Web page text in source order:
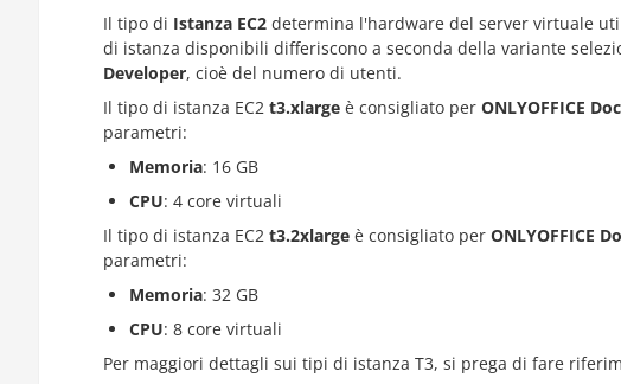
Il tipo di Istanza EC2 determina l'hardware del server virtuale
di istanza disponibili differiscono a seconda della variante
Developer, cioè del numero di utenti.
Il tipo di istanza EC2 t3.xlarge è consigliato per ONLYOFFICE
parametri:
Memoria: 16 GB
CPU: 4 core virtuali
Il tipo di istanza EC2 t3.2xlarge è consigliato per ONLYOFFICE
parametri:
Memoria: 32 GB
CPU: 8 core virtuali
Per maggiori dettagli sui tipi di istanza T3, si prega di fare